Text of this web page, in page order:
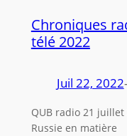
Chroniques
télé 2022
Juil 22, 2022
QUB radio 21 juillet
Russie en matière